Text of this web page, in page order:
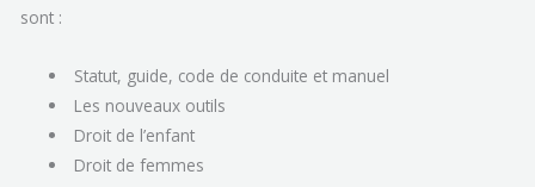
sont :
Statut, guide, code de conduite et manuel
Les nouveaux outils
Droit de l’enfant
Droit de femmes